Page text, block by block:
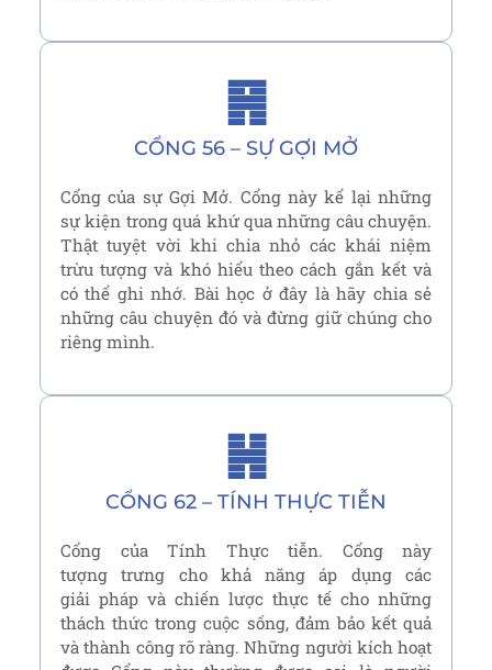
CỔNG 56 – SỰ GỢI MỞ
䷷
Cổng của sự Gợi Mở. Cổng này kể lại những
sự kiện trong quá khứ qua những câu chuyện.
Thật tuyệt vời khi chia nhỏ các khái niệm
trừu tượng và khó hiểu theo cách gắn kết và
có thể ghi nhớ. Bài học ở đây là hãy chia sẻ
những câu chuyện đó và đừng giữ chúng cho
riêng mình.
CỔNG 62 – TÍNH THỰC TIỄN
䷽
Cổng của Tính Thực tiễn. Cổng này
tượng trưng cho khả năng áp dụng các
giải pháp và chiến lược thực tế cho những
thách thức trong cuộc sống, đảm bảo kết quả
và thành công rõ ràng. Những người kích hoạt